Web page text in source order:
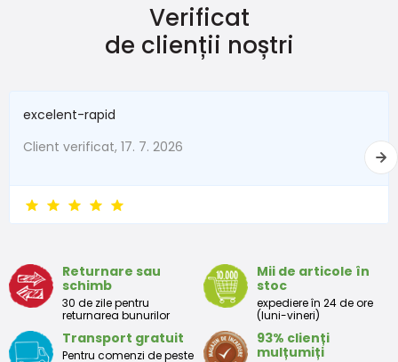
120 126 131 138
od 30,1 leicu TVA
Disponibil
od 30,1 lei cu TVA
Verificat
de clienții noștri
excelent-rapid
Client verificat, 17. 7. 2026
Returnare sau
schimb
30 de zile pentru
returnarea bunurilor
Mii de articole în
stoc
expediere în 24 de ore
(luni-vineri)
Transport gratuit
Pentru comenzi de peste
93% clienți
mulțumiți